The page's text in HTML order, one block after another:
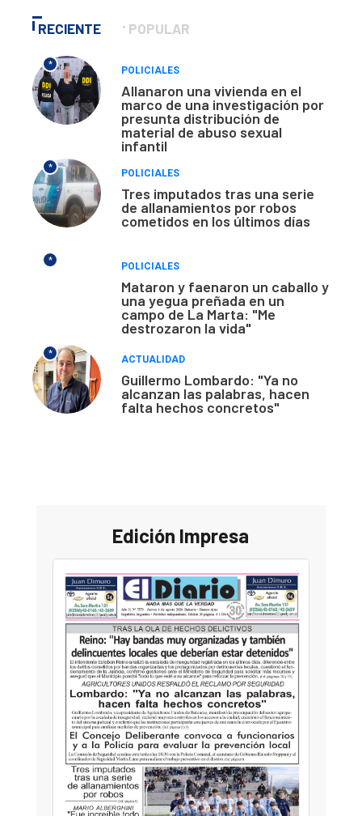
RECIENTE POPULAR
*
POLICIALES
Allanaron una vivienda en el
marco de una investigación por
presunta distribución de
material de abuso sexual
infantil
*
POLICIALES
Tres imputados tras una serie
de allanamientos por robos
cometidos en los últimos días
*
POLICIALES
Mataron y faenaron un caballo y
una yegua preñada en un
campo de La Marta: "Me
destrozaron la vida"
*
ACTUALIDAD
Guillermo Lombardo: "Ya no
alcanzan las palabras, hacen
falta hechos concretos"
Edición Impresa